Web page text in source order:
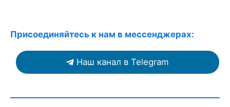
Присоединяйтесь к нам в мессенджерах:
Наш канал в Telegram